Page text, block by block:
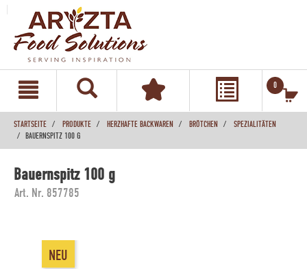
0
STARTSEITE PRODUKTE HERZHAFTE BACKWAREN BRÖTCHEN
SPEZIALITÄTEN
BAUERNSPITZ 100 G
Bauernspitz 100 g
Art. Nr. 857785
NEU